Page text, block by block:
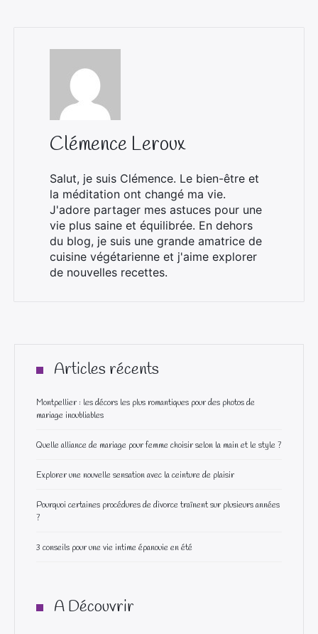
Clémence Leroux
Salut, je suis Clémence. Le bien-être et
la méditation ont changé ma vie.
J'adore partager mes astuces pour une
vie plus saine et équilibrée. En dehors
du blog, je suis une grande amatrice de
cuisine végétarienne et j'aime explorer
de nouvelles recettes.
Articles récents
Montpellier : les décors les plus romantiques pour des photos de
mariage inoubliables
Quelle alliance de mariage pour femme choisir selon la main et le style ?
Explorer une nouvelle sensation avec la ceinture de plaisir
Pourquoi certaines procédures de divorce traînent sur plusieurs années
?
3 conseils pour une vie intime épanouie en été
A Découvrir